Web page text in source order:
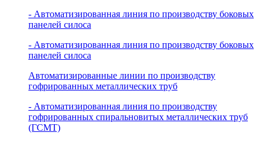
- Автоматизированная линия по производству боковых
панелей силоса
- Автоматизированная линия по производству боковых
панелей силоса
Автоматизированные линии по производству
гофрированных металлических труб
- Автоматизированная линия по производству
гофрированных спиральновитых металлических труб
(ГСМТ)